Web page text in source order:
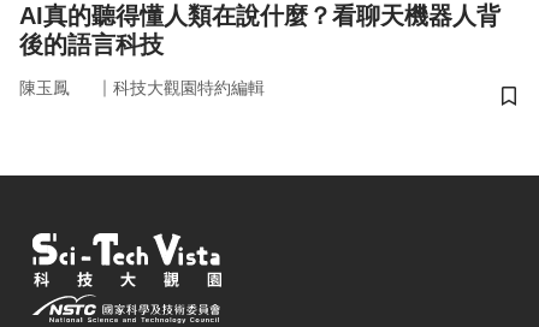
AI真的聽得懂人類在說什麼？看聊天機器人背
後的語言科技
陳玉鳳 ｜ 科技大觀園特約編輯
儲